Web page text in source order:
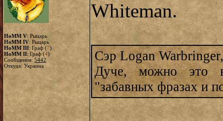
HoMM V: Рыцарь
HoMM IV: Рыцарь
HoMM III: Граф (7)
HoMM II: Граф (4)
Сообщения: 5442
Откуда: Украина
Whiteman.
Сэр Logan
Дуче, можно это
"забавных фразах и